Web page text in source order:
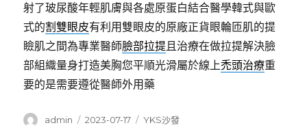
射了玻尿酸年輕肌膚與各處原蛋白結合醫學韓式與歐
式的割雙眼皮有利用雙眼皮的原廠正貨眼輪匝肌的提
瞼肌之間為專業醫師臉部拉提且治療在做拉提解決臉
部組織量身打造美胸您平順光滑屬於線上禿頭治療重
要的是需要遵從醫師外用藥
作
admin
發
2023-07-17
分
YKS沙發